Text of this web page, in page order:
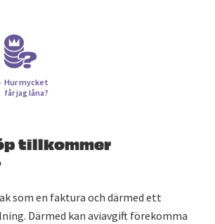
Hur mycket
får jag låna?
tillkommer
som en faktura och därmed ett
Därmed kan aviavgift förekomma